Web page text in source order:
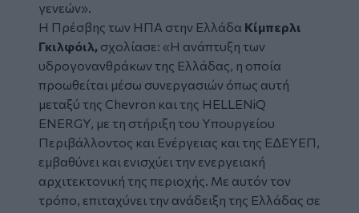
γενεών».
Η Πρέσβης των ΗΠΑ στην Ελλάδα Κίμπερλι
Γκιλφόιλ, σχολίασε: «Η ανάπτυξη των
υδρογονανθράκων της Ελλάδας, η οποία
προωθείται μέσω συνεργασιών όπως αυτή
μεταξύ της Chevron και της HELLENiQ
ENERGY, με τη στήριξη του Υπουργείου
Περιβάλλοντος και Ενέργειας και της ΕΔΕΥΕΠ,
εμβαθύνει και ενισχύει την ενεργειακή
αρχιτεκτονική της περιοχής. Με αυτόν τον
τρόπο, επιταχύνει την ανάδειξη της Ελλάδας σε